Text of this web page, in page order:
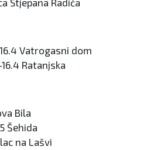
Stjepana Radića
Vatrogasni dom
Ratanjska
Bila
Šehida
na Lašvi